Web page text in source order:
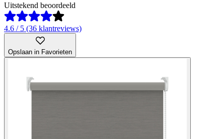
Uitstekend beoordeeld
4.6 / 5 (36 klantreviews)
Opslaan in Favorieten